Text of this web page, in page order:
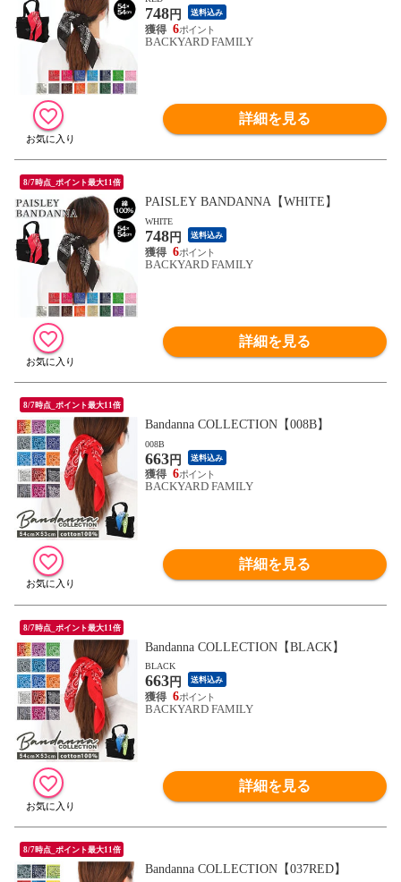
748円 送料込み
6
BACKYARD FAMILY
詳細を見る
8/7時点_ポイント最大11倍
PAISLEY BANDANNA【WHITE】
WHITE
748円 送料込み
6
BACKYARD FAMILY
詳細を見る
8/7時点_ポイント最大11倍
Bandanna COLLECTION【008B】
008B
663円 送料込み
6
BACKYARD FAMILY
詳細を見る
8/7時点_ポイント最大11倍
Bandanna COLLECTION【BLACK】
BLACK
663円 送料込み
6
BACKYARD FAMILY
詳細を見る
8/7時点_ポイント最大11倍
Bandanna COLLECTION【037RED】